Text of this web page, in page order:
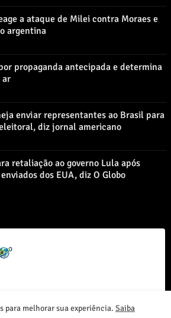
a ataque de Milei contra Moraes e
argentina
propaganda antecipada e determina
ar
enviar representantes ao Brasil para
diz jornal americano
retaliação ao governo Lula após
dos EUA, diz O Globo
para melhorar sua experiência. Saiba